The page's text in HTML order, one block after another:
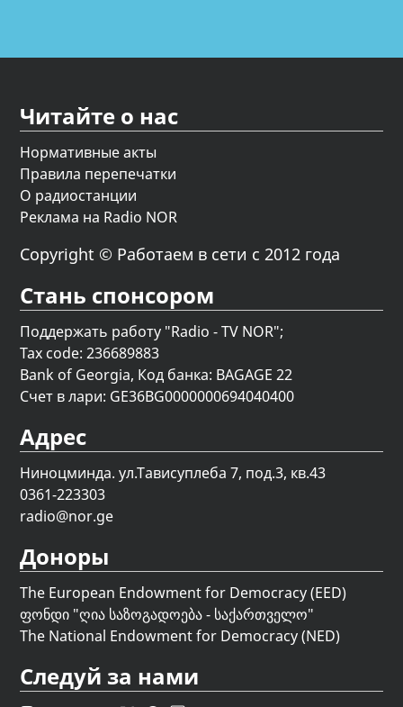
Читайте о нас
Нормативные акты
Правила перепечатки
О радиостанции
Реклама на Radio NOR
Copyright © Работаем в сети с 2012 года
Стань спонсором
Поддержать работу "Radio - TV NOR";
Tax code: 236689883
Bank of Georgia, Код банка: BAGAGE 22
Счет в лари: GE36BG0000000694040400
Адрес
Ниноцминда. ул.Тависуплеба 7, под.3, кв.43
0361-223303
radio@nor.ge
Доноры
The European Endowment for Democracy (EED)
ფონდი "ღია საზოგადოება - საქართველო"
The National Endowment for Democracy (NED)
Следуй за нами